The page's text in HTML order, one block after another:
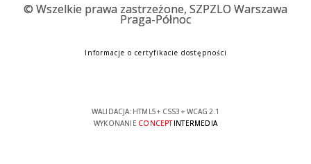
© Wszelkie prawa zastrzeżone, SZPZLO Warszawa
Praga-Północ
Informacje o certyfikacie dostępności
WALIDACJA: HTML5+ CSS3 + WCAG 2.1
WYKONANIE CONCEPTINTERMEDIA